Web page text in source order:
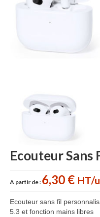
Gant de
Goodies
Autour du vin
Accessoires
Bonnet & Gants
Cadeaux
Ecouteur Sans
A partir de : 6,30 € HT/u
Ecouteur sans fil
5.3 et fonction mains libres